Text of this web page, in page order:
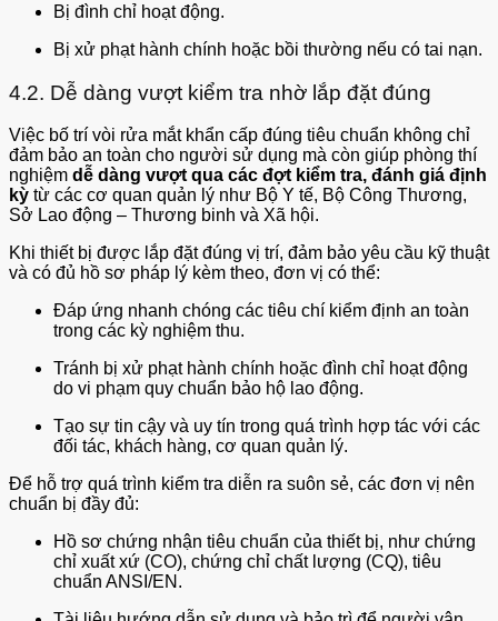
Bị đình chỉ hoạt động.
Bị xử phạt hành chính hoặc bồi thường nếu có tai nạn.
4.2. Dễ dàng vượt kiểm tra nhờ lắp đặt đúng
Việc bố trí vòi rửa mắt khẩn cấp đúng tiêu chuẩn không chỉ
đảm bảo an toàn cho người sử dụng mà còn giúp phòng thí
nghiệm dễ dàng vượt qua các đợt kiểm tra, đánh giá định
kỳ từ các cơ quan quản lý như Bộ Y tế, Bộ Công Thương,
Sở Lao động – Thương binh và Xã hội.
Khi thiết bị được lắp đặt đúng vị trí, đảm bảo yêu cầu kỹ thuật
và có đủ hồ sơ pháp lý kèm theo, đơn vị có thể:
Đáp ứng nhanh chóng các tiêu chí kiểm định an toàn
trong các kỳ nghiệm thu.
Tránh bị xử phạt hành chính hoặc đình chỉ hoạt động
do vi phạm quy chuẩn bảo hộ lao động.
Tạo sự tin cậy và uy tín trong quá trình hợp tác với các
đối tác, khách hàng, cơ quan quản lý.
Để hỗ trợ quá trình kiểm tra diễn ra suôn sẻ, các đơn vị nên
chuẩn bị đầy đủ:
Hồ sơ chứng nhận tiêu chuẩn của thiết bị, như chứng
chỉ xuất xứ (CO), chứng chỉ chất lượng (CQ), tiêu
chuẩn ANSI/EN.